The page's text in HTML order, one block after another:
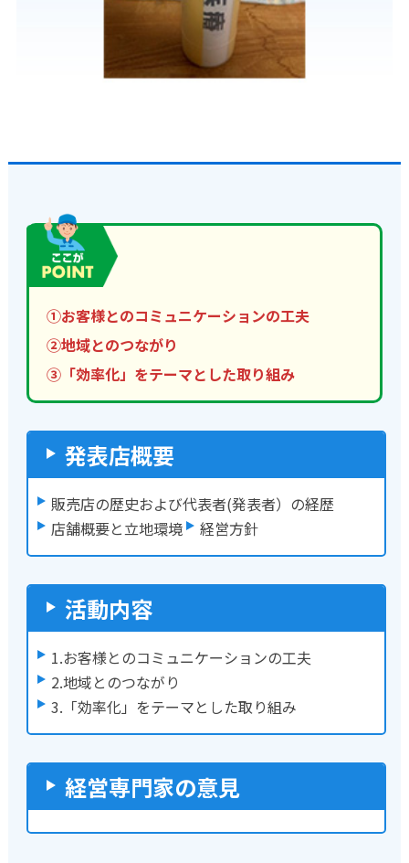
①お客様とのコミュニケーションの工夫
②地域とのつながり
③「効率化」をテーマとした取り組み
発表店概要
販売店の歴史および代表者(発表者）の経歴
店舗概要と立地環境
経営方針
活動内容
1.お客様とのコミュニケーションの工夫
2.地域とのつながり
3.「効率化」をテーマとした取り組み
経営専門家の意見